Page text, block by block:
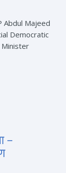
Abdul Majeed
Democratic
–